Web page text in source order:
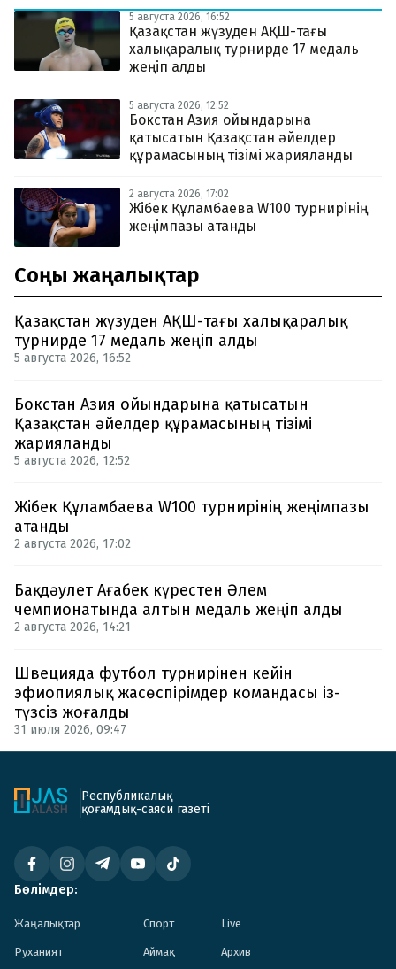
5 августа 2026, 16:52
Қазақстан жүзуден АҚШ-тағы
халықаралық турнирде 17 медаль
жеңіп алды
5 августа 2026, 12:52
Бокстан Азия ойындарына
қатысатын Қазақстан әйелдер
құрамасының тізімі жарияланды
2 августа 2026, 17:02
Жібек Құламбаева W100 турнирінің
жеңімпазы атанды
Соңғы жаңалықтар
Қазақстан жүзуден АҚШ-тағы халықаралық
турнирде 17 медаль жеңіп алды
5 августа 2026, 16:52
Бокстан Азия ойындарына қатысатын
Қазақстан әйелдер құрамасының тізімі
жарияланды
5 августа 2026, 12:52
Жібек Құламбаева W100 турнирінің жеңімпазы
атанды
2 августа 2026, 17:02
Бақдәулет Ағабек күрестен Әлем
чемпионатында алтын медаль жеңіп алды
2 августа 2026, 14:21
Швецияда футбол турнирінен кейін
эфиопиялық жасөспірімдер командасы із-
түзсіз жоғалды
31 июля 2026, 09:47
Республикалық
қоғамдық-саяси газеті
Бөлімдер:
Жаңалықтар Спорт Live
Руханият Аймақ Архив